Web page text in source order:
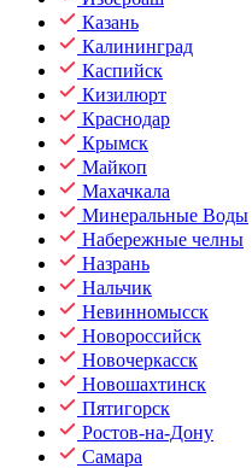
Казань
Калининград
Каспийск
Кизилюрт
Краснодар
Крымск
Майкоп
Махачкала
Минеральные Воды
Набережные челны
Назрань
Нальчик
Невинномысск
Новороссийск
Новочеркасск
Новошахтинск
Пятигорск
Ростов-на-Дону
Самара